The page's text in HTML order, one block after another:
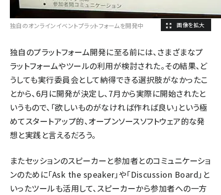
独自のオンラインイベントプラットフォームを開発中
独自のプラットフォーム開発に至る前には、さまざまなプ
ラットフォームやツールの利用が検討された。その結果、ど
うしても実行委員会として納得できる選択肢がなかったこ
とから、6月に開発が決定し、7月から実際に開始されたと
いうもので、「欲しいものがなければ作れば良い」という極
めてスタートアップ的、オープンソースソフトウェア的な発
想と実践と言えるだろう。
またセッションのスピーカーと参加者とのコミュニケーショ
ンのために「Ask the speaker」や「Discussion Board」と
いったツールも活用して、スピーカーから参加者への一方